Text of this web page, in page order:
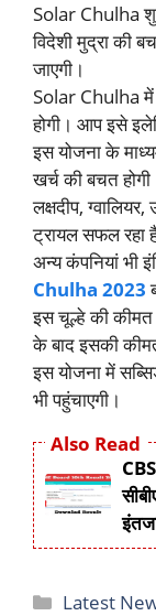
Solar Chulha
विदेशी मुद्रा की
जाएगी।
Solar Chulha में
होगी। आप इसे
इस योजना के
खर्च की बचत
लक्षदीप,
ट्रायल सफल रहा
अन्य कंपनियां
Chulha 2023
इस चूल्हे की
के बाद इसकी
इस योजना में
भी पहुंचाएगी।
Also Read
Categories
Latest